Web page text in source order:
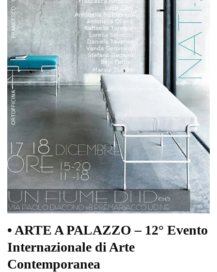
• ARTE A PALAZZO – 12° Evento
Internazionale di Arte
Contemporanea